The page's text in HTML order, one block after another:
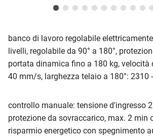
banco di lavoro regolabile
livelli, regolabile da 90° a 180°,
portata dinamica fino a 180 kg, velocità
40 mm/s, larghezza telaio a 180°: 2310
controllo manuale: tensione d'ingresso
protezione da sovraccarico, max. 2 min
risparmio energetico con spegnimento